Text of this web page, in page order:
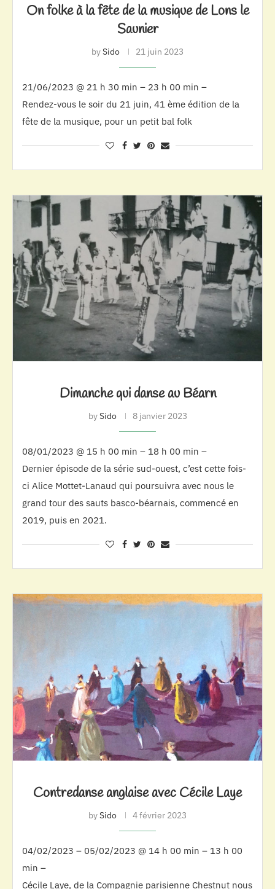
On folke à la fête de la musique de Lons le
Saunier
bySido 21 juin 2023
21/06/2023 @ 21 h 30 min – 23 h 00 min –
Rendez-vous le soir du 21 juin, 41 ème édition de la
fête de la musique, pour un petit bal folk
Dimanche qui danse au Béarn
bySido 8 janvier 2023
08/01/2023 @ 15 h 00 min – 18 h 00 min –
Dernier épisode de la série sud-ouest, c’est cette fois-
ci Alice Mottet-Lanaud qui poursuivra avec nous le
grand tour des sauts basco-béarnais, commencé en
2019, puis en 2021.
Contredanse anglaise avec Cécile Laye
bySido 4 février 2023
04/02/2023 – 05/02/2023 @ 14 h 00 min – 13 h 00
min –
Cécile Laye, de la Compagnie parisienne Chestnut nous